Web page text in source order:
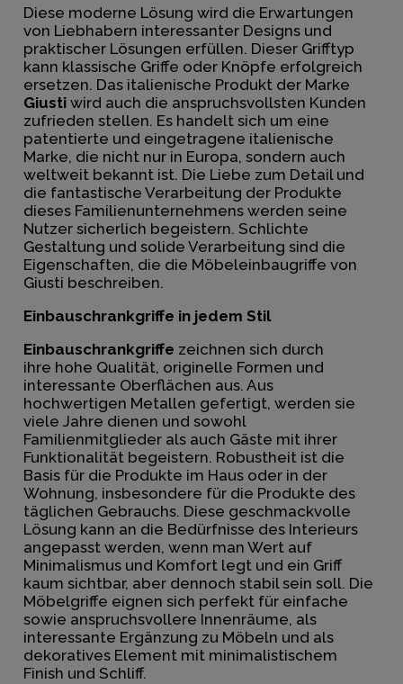
Diese moderne Lösung wird die Erwartungen
von Liebhabern interessanter Designs und
praktischer Lösungen erfüllen. Dieser Grifftyp
kann klassische Griffe oder Knöpfe erfolgreich
ersetzen. Das italienische Produkt der Marke
Giusti wird auch die anspruchsvollsten Kunden
zufrieden stellen. Es handelt sich um eine
patentierte und eingetragene italienische
Marke, die nicht nur in Europa, sondern auch
weltweit bekannt ist. Die Liebe zum Detail und
die fantastische Verarbeitung der Produkte
dieses Familienunternehmens werden seine
Nutzer sicherlich begeistern. Schlichte
Gestaltung und solide Verarbeitung sind die
Eigenschaften, die die Möbeleinbaugriffe von
Giusti beschreiben.
Einbauschrankgriffe in jedem Stil
Einbauschrankgriffe zeichnen sich durch
ihre hohe Qualität, originelle Formen und
interessante Oberflächen aus. Aus
hochwertigen Metallen gefertigt, werden sie
viele Jahre dienen und sowohl
Familienmitglieder als auch Gäste mit ihrer
Funktionalität begeistern. Robustheit ist die
Basis für die Produkte im Haus oder in der
Wohnung, insbesondere für die Produkte des
täglichen Gebrauchs. Diese geschmackvolle
Lösung kann an die Bedürfnisse des Interieurs
angepasst werden, wenn man Wert auf
Minimalismus und Komfort legt und ein Griff
kaum sichtbar, aber dennoch stabil sein soll. Die
Möbelgriffe eignen sich perfekt für einfache
sowie anspruchsvollere Innenräume, als
interessante Ergänzung zu Möbeln und als
dekoratives Element mit minimalistischem
Finish und Schliff.